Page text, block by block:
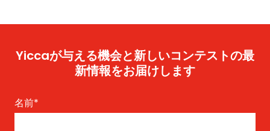
Yiccaが与える機会と新しいコンテストの最
新情報をお届けします
名前*